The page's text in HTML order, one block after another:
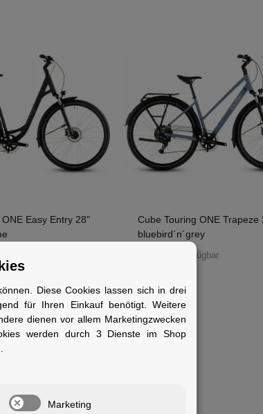
Easy Entry 28"
Cube Touring ONE Trapeze
bluebird´n´grey
Sofort verfügbar
Diese Cookies lassen sich in drei
für Ihren Einkauf benötigt. Weitere
dienen vor allem Marketingzwecken
werden durch 3 Dienste im Shop
Marketing